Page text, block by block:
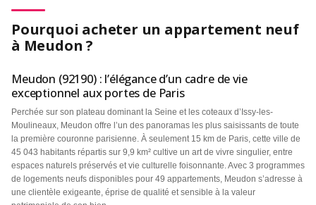
Pourquoi acheter un appartement neuf
à Meudon ?
Meudon (92190) : l’élégance d’un cadre de vie
exceptionnel aux portes de Paris
Perchée sur son plateau dominant la Seine et les coteaux d’Issy-les-
Moulineaux, Meudon offre l’un des panoramas les plus saisissants de toute
la première couronne parisienne. À seulement 15 km de Paris, cette ville de
45 043 habitants répartis sur 9,9 km² cultive un art de vivre singulier, entre
espaces naturels préservés et vie culturelle foisonnante. Avec 3 programmes
de logements neufs disponibles pour 49 appartements, Meudon s’adresse à
une clientèle exigeante, éprise de qualité et sensible à la valeur